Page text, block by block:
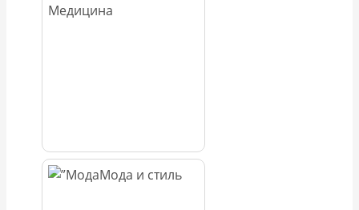
Медицина
Мода и стиль